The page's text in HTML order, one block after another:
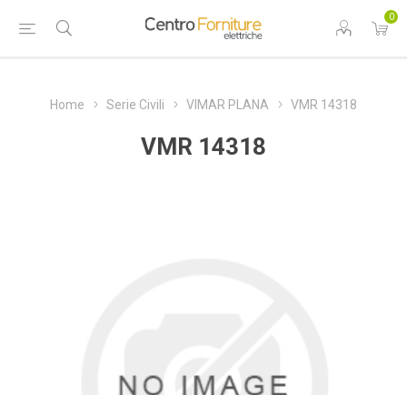
0
Home Serie Civili VIMAR PLANA VMR 14318
VMR 14318